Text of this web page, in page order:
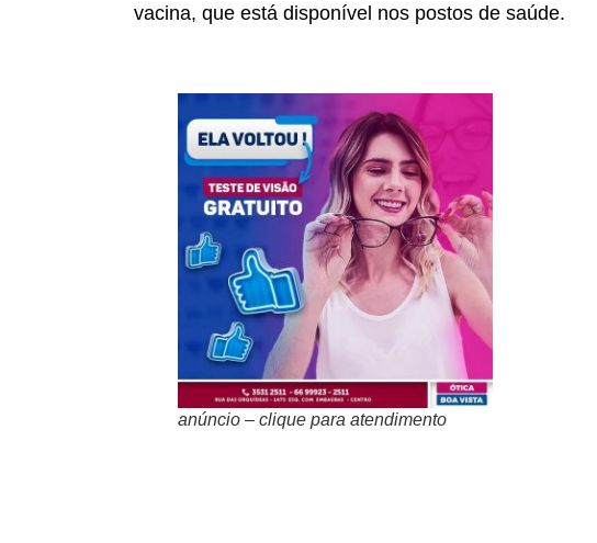
vacina, que está disponível nos postos de saúde.
anúncio – clique para atendimento